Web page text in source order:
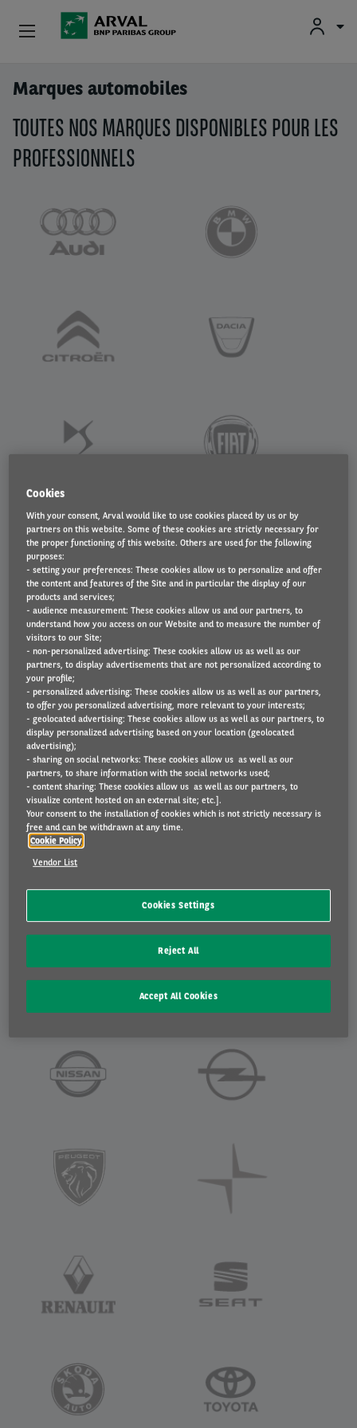
Aller au contenu principal
Marques automobiles
TOUTES NOS MARQUES DISPONIBLES POUR LES
PROFESSIONNELS
Particuliers
PME & Indépendants
Corporate
À Propos D’Arval
Cookies
With your consent, Arval would like to use cookies placed by us or by
partners on this website. Some of these cookies are strictly necessary for
the proper functioning of this website. Others are used for the following
purposes:
- setting your preferences: These cookies allow us to personalize and offer
the content and features of the Site and in particular the display of our
products and services;
- audience measurement: These cookies allow us and our partners, to
understand how you access on our Website and to measure the number of
visitors to our Site;
- non-personalized advertising: These cookies allow us as well as our
partners, to display advertisements that are not personalized according to
your profile;
- personalized advertising: These cookies allow us as well as our partners,
to offer you personalized advertising, more relevant to your interests;
- geolocated advertising: These cookies allow us as well as our partners, to
display personalized advertising based on your location (geolocated
advertising);
- sharing on social networks: These cookies allow us as well as our
partners, to share information with the social networks used;
- content sharing: These cookies allow us as well as our partners, to
visualize content hosted on an external site; etc.].
Your consent to the installation of cookies which is not strictly necessary is
free and can be withdrawn at any time.
Cookie Policy
Vendor List
Cookies Settings
Reject All
Accept All Cookies